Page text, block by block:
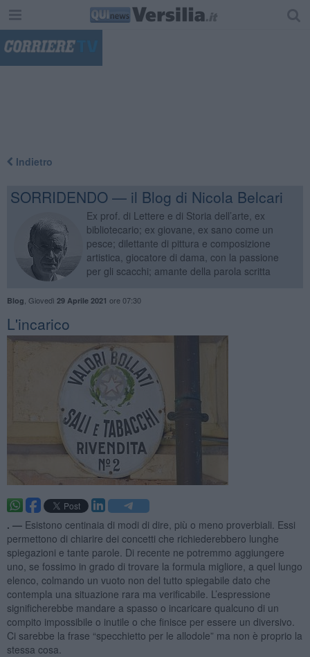
Indietro
SORRIDENDO — il Blog di Nicola Belcari
Ex prof. di Lettere e di Storia dell’arte, ex
bibliotecario; ex giovane, ex sano come un
pesce; dilettante di pittura e composizione
artistica, giocatore di dama, con la passione
per gli scacchi; amante della parola scritta
Blog Giovedì 29 Aprile 2021 ore 07:30
L'incarico
. — Esistono centinaia di modi di dire, più o meno proverbiali. Essi
permettono di chiarire dei concetti che richiederebbero lunghe
spiegazioni e tante parole. Di recente ne potremmo aggiungere
uno, se fossimo in grado di trovare la formula migliore, a quel lungo
elenco, colmando un vuoto non del tutto spiegabile dato che
contempla una situazione rara ma verificabile. L’espressione
significherebbe mandare a spasso o incaricare qualcuno di un
compito impossibile o inutile o che finisce per essere un diversivo.
Ci sarebbe la frase “specchietto per le allodole” ma non è proprio la
stessa cosa.